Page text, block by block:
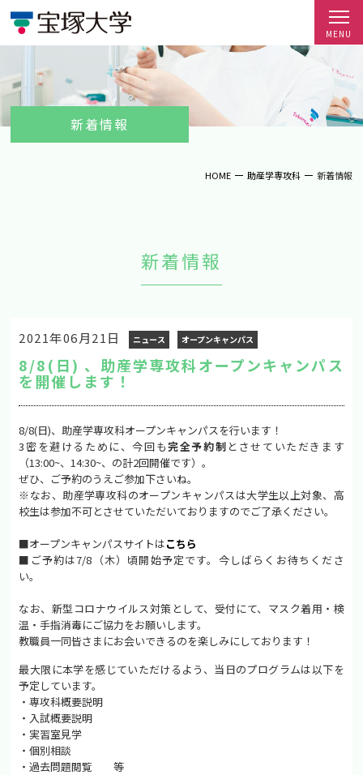
新着情報
HOME 助産学専攻科 新着情報
新着情報
2021年06月21日 ニュース オープンキャンパス
8/8(日) 、助産学専攻科オープンキャンパス
を開催します！
8/8(日)、助産学専攻科オープンキャンパスを行います！
3密を避けるために、今回も完全予約制 とさせていただきます
（13:00~、14:30~、の計2回開催です）。
ぜひ、ご予約のうえご参加下さいね。
※なお、助産学専攻科のオープンキャンパスは大学生以上対象、高
校生は参加不可とさせていただいておりますのでご了承ください。
■オープンキャンパスサイトはこちら
■ご予約は7/8（木）頃開始予定です。今しばらくお待ちくださ
い。
なお、新型コロナウイルス対策として、受付にて、マスク着用・検
温・手指消毒にご協力をお願いします。
教職員一同皆さまにお会いできるのを楽しみにしております！
最大限に本学を感じていただけるよう、当日のプログラムは以下を
予定しています。
・専攻科概要説明
・入試概要説明
・実習室見学
・個別相談
・過去問題閲覧 等